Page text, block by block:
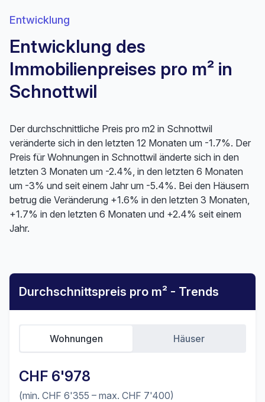
Entwicklung
Entwicklung des
Immobilienpreises pro m² in
Schnottwil
Der durchschnittliche Preis pro m2 in Schnottwil
veränderte sich in den letzten 12 Monaten um -1.7%. Der
Preis für Wohnungen in Schnottwil änderte sich in den
letzten 3 Monaten um -2.4%, in den letzten 6 Monaten
um -3% und seit einem Jahr um -5.4%. Bei den Häusern
betrug die Veränderung +1.6% in den letzten 3 Monaten,
+1.7% in den letzten 6 Monaten und +2.4% seit einem
Jahr.
Durchschnittspreis pro m² - Trends
CHF 6'978
(min. CHF 6'355 – max. CHF 7'400)
Wohnungen Häuser